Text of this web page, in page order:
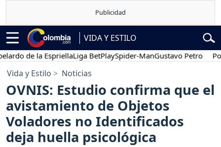
VIDA Y ESTILO
de la EspriellaLiga BetPlaySpider-ManGustavo Petro
Vida y Estilo Noticias
OVNIS: Estudio confirma que el
avistamiento de Objetos
Voladores no Identificados
deja huella psicológica